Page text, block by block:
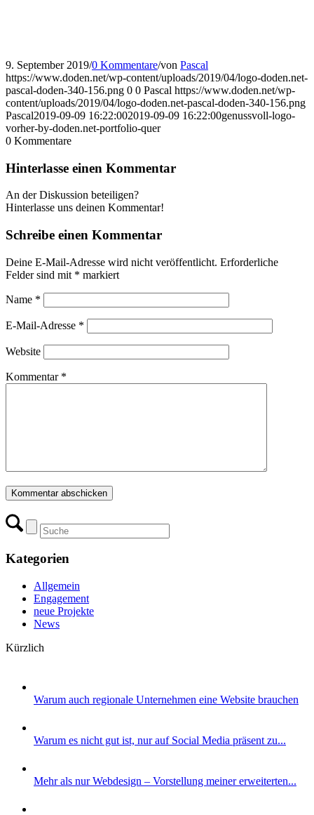
9. September 2019/0 Kommentare/von Pascal
https://www.doden.net/wp-content/uploads/2019/04/logo-doden.net-
pascal-doden-340-156.png 0 0 Pascal https://www.doden.net/wp-
content/uploads/2019/04/logo-doden.net-pascal-doden-340-156.png
Pascal2019-09-09 16:22:002019-09-09 16:22:00genussvoll-logo-
vorher-by-doden.net-portfolio-quer
0 Kommentare
Hinterlasse einen Kommentar
An der Diskussion beteiligen?
Hinterlasse uns deinen Kommentar!
Schreibe einen Kommentar
Deine E-Mail-Adresse wird nicht veröffentlicht. Erforderliche
Felder sind mit * markiert
Name *
E-Mail-Adresse *
Website
Kommentar *
Kategorien
Allgemein
Engagement
neue Projekte
News
Kürzlich
Warum auch regionale Unternehmen eine Website brauchen
Warum es nicht gut ist, nur auf Social Media präsent zu...
Mehr als nur Webdesign – Vorstellung meiner erweiterten...